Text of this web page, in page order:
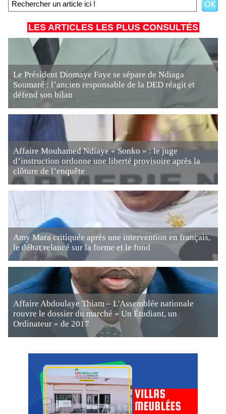
LES ARTICLES LES PLUS CONSULTÉS
Le Président Diomaye Faye se sépare de Ndiaga
Soumaré : l’ancien responsable de la DED réagit et
défend son bilan
Affaire Mouhamed Ndiaye « Sonko » : le juge
d’instruction ordonne une liberté provisoire après la
clôture de l’enquête
Amy Mara critiquée après une intervention en français,
le débat relancé sur la forme et le fond
Affaire Abdoulaye Thiam – L'Assemblée nationale
rouvre le dossier du marché « Un Étudiant, un
Ordinateur » de 2017